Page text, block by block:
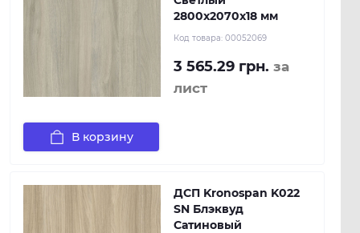
2800x2070x18 мм
Код товара: 00052069
3 565.29 грн. за
лист
В корзину
ДСП Kronospan K022
SN Блэквуд
Сатиновый